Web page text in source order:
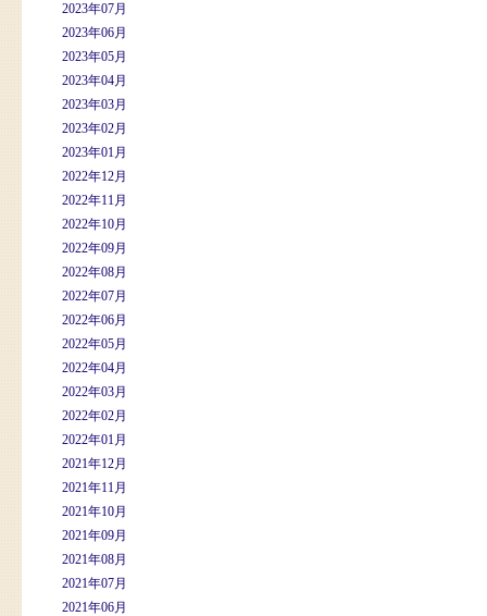
2023年07月
2023年06月
2023年05月
2023年04月
2023年03月
2023年02月
2023年01月
2022年12月
2022年11月
2022年10月
2022年09月
2022年08月
2022年07月
2022年06月
2022年05月
2022年04月
2022年03月
2022年02月
2022年01月
2021年12月
2021年11月
2021年10月
2021年09月
2021年08月
2021年07月
2021年06月